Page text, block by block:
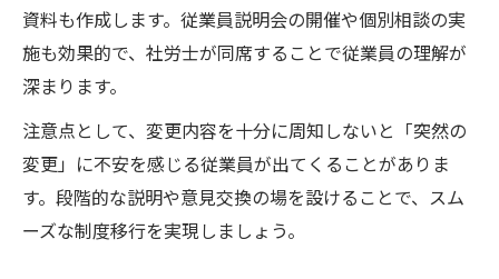
資料も作成します。従業員説明会の開催や個別相談の実
施も効果的で、社労士が同席することで従業員の理解が
深まります。
注意点として、変更内容を十分に周知しないと「突然の
変更」に不安を感じる従業員が出てくることがありま
す。段階的な説明や意見交換の場を設けることで、スム
ーズな制度移行を実現しましょう。